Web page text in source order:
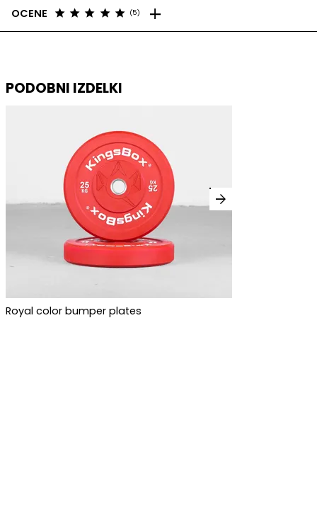
OCENE star star star star star (5) add
PODOBNI IZDELKI
Royal color bumper plates
arrow_forward